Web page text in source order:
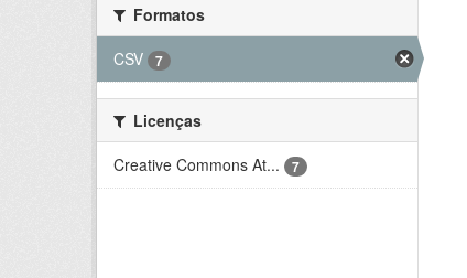
Formatos
CSV
7
Licenças
Creative Commons At...
7